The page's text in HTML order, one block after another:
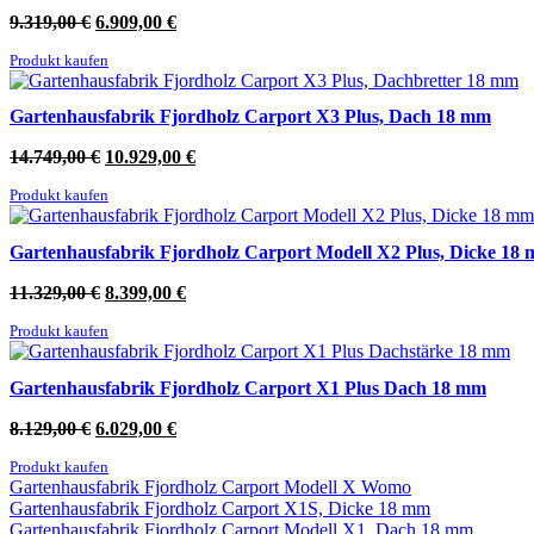
9.319,00€ Ursprünglicher
war:
9.319,00 €
6.909,00 €Aktueller
6.909,00 €.
Produkt kaufen
Gartenhausfabrik Fjordholz Carport X3 Plus, Dach 18 mm
14.749,00€ Ursprünglicher
war:
14.749,00 €
10.929,00 €Aktueller
10.929,00 €.
Produkt kaufen
Gartenhausfabrik Fjordholz Carport Modell X2 Plus, Dicke 18
11.329,00€ Ursprünglicher
war:
11.329,00 €
8.399,00 €Aktueller
8.399,00 €.
Produkt kaufen
Gartenhausfabrik Fjordholz Carport X1 Plus Dach 18 mm
8.129,00€ Ursprünglicher
war:
8.129,00 €
6.029,00 €Aktueller
6.029,00 €.
Produkt kaufen
Gartenhausfabrik Fjordholz Carport Modell X Womo
Gartenhausfabrik Fjordholz Carport X1S, Dicke 18 mm
Gartenhausfabrik Fjordholz Carport Modell X1, Dach 18 mm